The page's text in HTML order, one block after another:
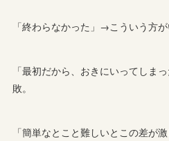
「終わらなかった」→こういう方が
「最初だから、おきにいってしま
敗。
「簡単なとこと難しいとこの差が